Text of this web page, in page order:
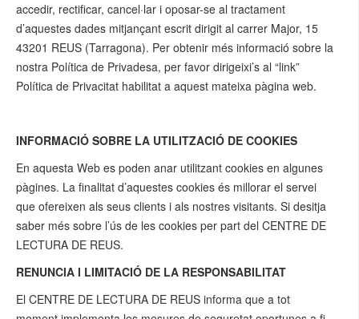
accedir, rectificar, cancel·lar i oposar-se al tractament
d’aquestes dades mitjançant escrit dirigit al carrer Major, 15
43201 REUS (Tarragona). Per obtenir més informació sobre la
nostra Política de Privadesa, per favor dirigeixi’s al “link”
Política de Privacitat habilitat a aquest mateixa pàgina web.
INFORMACIÓ SOBRE LA UTILITZACIÓ DE COOKIES
En aquesta Web es poden anar utilitzant cookies en algunes
pàgines. La finalitat d’aquestes cookies és millorar el servei
que ofereixen als seus clients i als nostres visitants. Si desitja
saber més sobre l’ús de les cookies per part del CENTRE DE
LECTURA DE REUS.
RENUNCIA I LIMITACIÓ DE LA RESPONSABILITAT
El CENTRE DE LECTURA DE REUS informa que a tot